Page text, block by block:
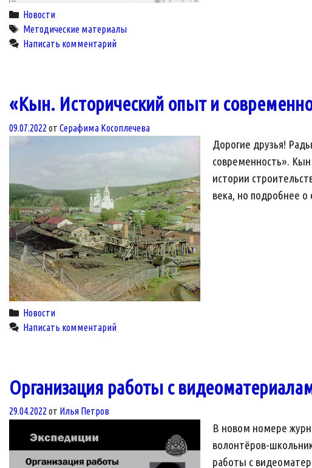
Categories
Новости
Tags
Методические материалы
Написать комментарий
«Кын. Исторический опыт и
09.07.2022 от Серафима Косоплечева
Дорогие друзья!
современность».
истории
века, но подробнее
Categories
Новости
Написать комментарий
Организация работы с
29.04.2022 от Илья Петров
В новом номере
волонтёров-
работы с